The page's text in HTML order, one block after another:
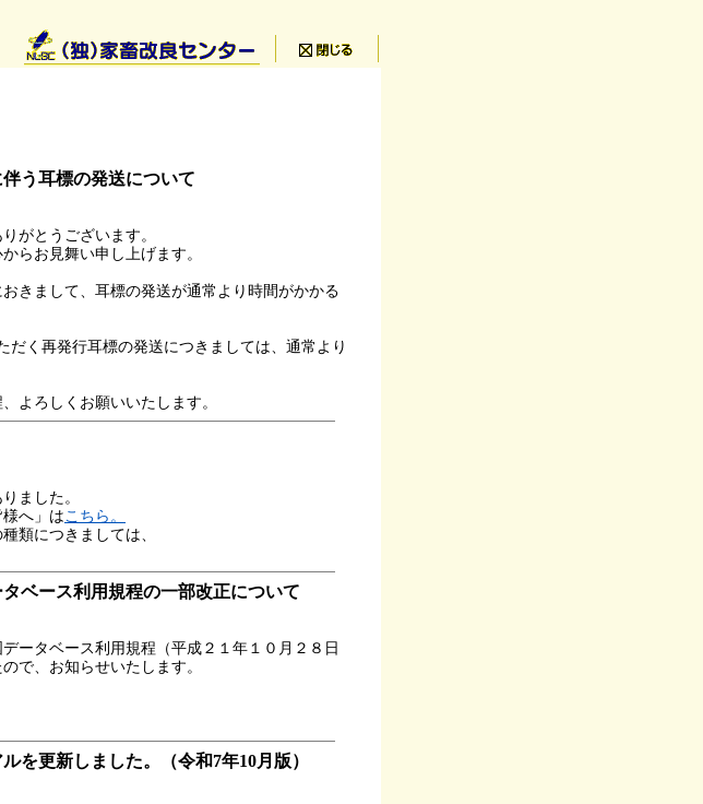
う耳標の発送について
がとうございます。
らお見舞い申し上げます。
きまして、耳標の発送が通常より時間がかかる
だく再発行耳標の発送につきましては、通常より
よろしくお願いいたします。
ました。
へ」はこちら。
類につきましては、
ベース利用規程の一部改正について
ータベース利用規程（平成２１年１０月２８日
で、お知らせいたします。
を更新しました。（令和7年10月版）